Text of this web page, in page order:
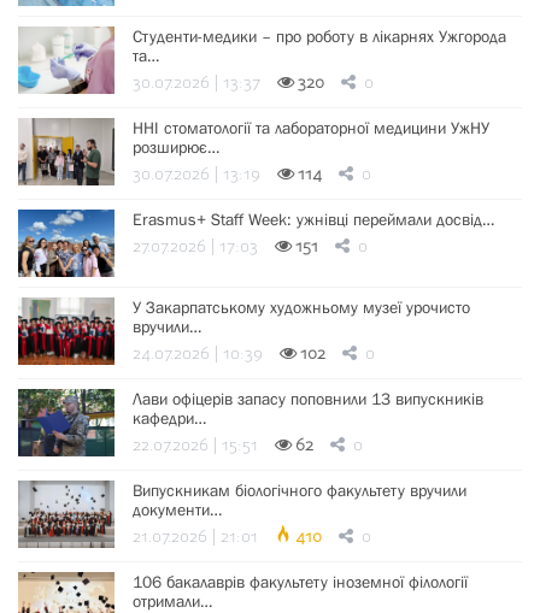
Студенти-медики – про роботу в лікарнях Ужгорода
та…
30.07.2026 | 13:37 320 0
ННІ стоматології та лабораторної медицини УжНУ
розширює…
30.07.2026 | 13:19 114 0
Erasmus+ Staff Week: ужнівці переймали досвід…
27.07.2026 | 17:03 151 0
У Закарпатському художньому музеї урочисто
вручили…
24.07.2026 | 10:39 102 0
Лави офіцерів запасу поповнили 13 випускників
кафедри…
22.07.2026 | 15:51 62 0
Випускникам біологічного факультету вручили
документи…
21.07.2026 | 21:01 410 0
106 бакалаврів факультету іноземної філології
отримали…